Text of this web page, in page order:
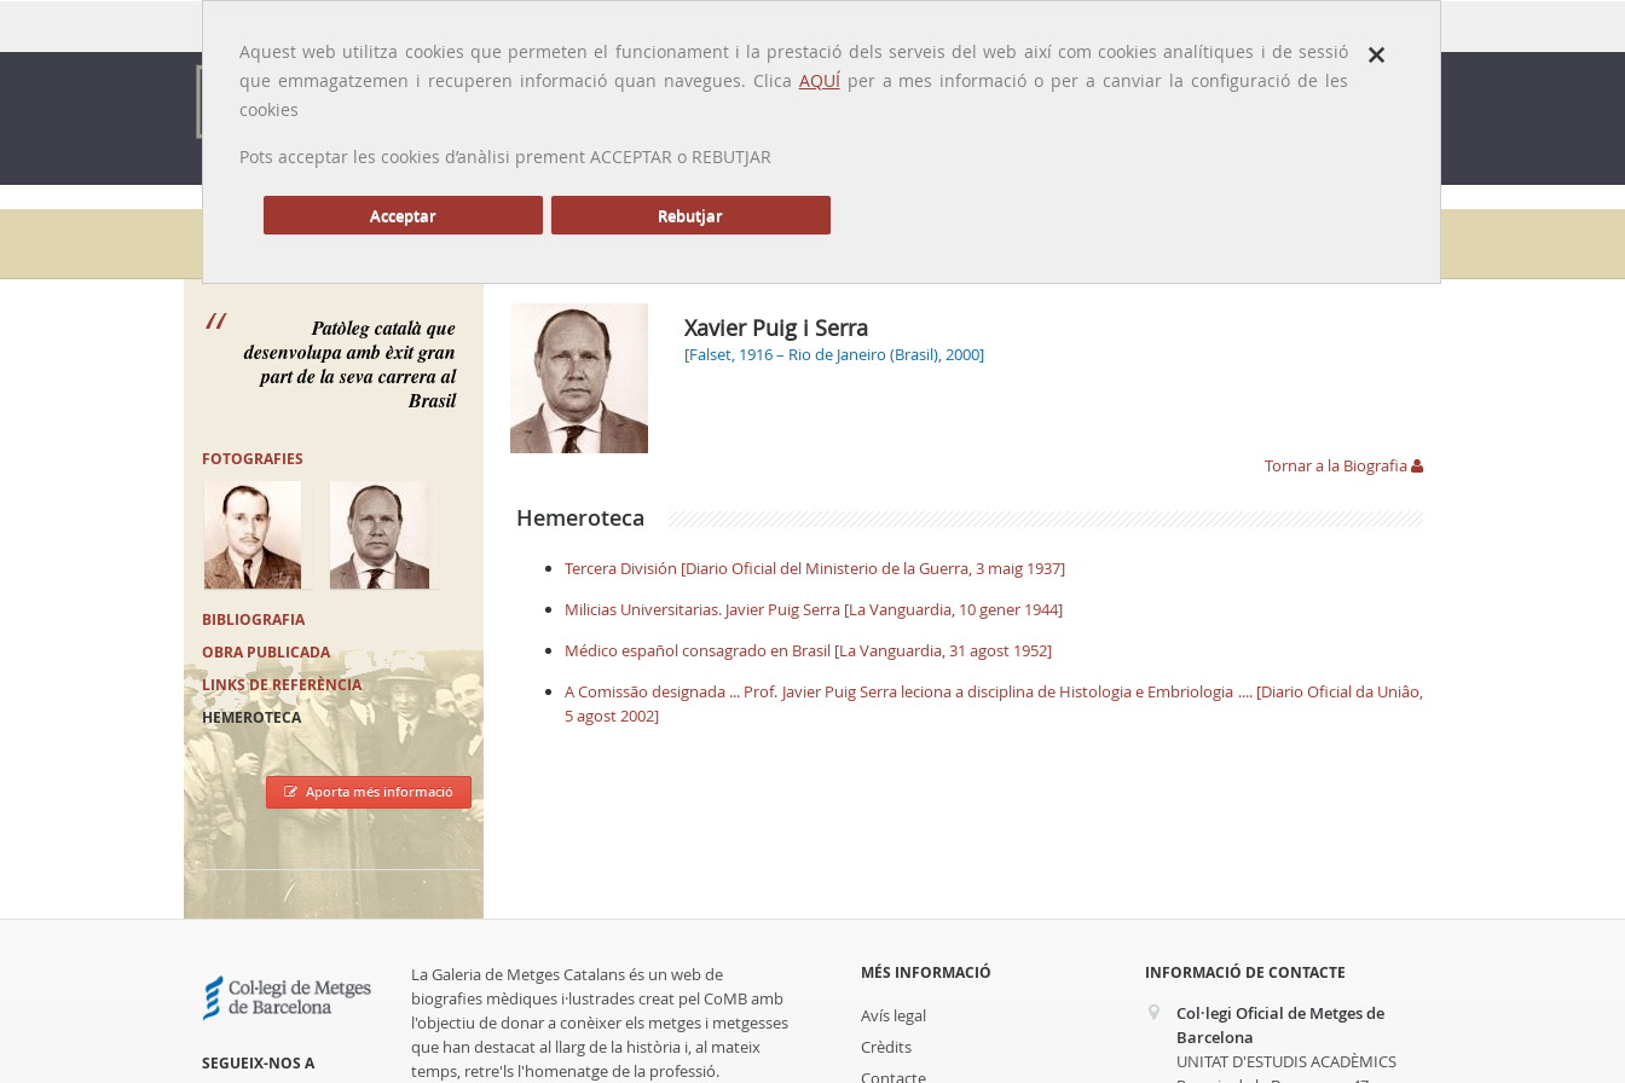
×
Aquest web utilitza cookies que permeten el funcionament i la prestació dels serveis del web així com cookies analítiques i de sessió
que emmagatzemen i recuperen informació quan navegues. Clica AQUÍper a mes informació o per a canviar la configuració de les
cookies
Pots acceptar les cookies d’anàlisi prement ACCEPTAR o REBUTJAR
Acceptar Rebutjar
PRESENTACIÓ GALERIA
Galeria de metges
Patòleg català que
desenvolupa amb èxit gran
part de la seva carrera al
Brasil
FOTOGRAFIES
BIBLIOGRAFIA
OBRA PUBLICADA
LINKS DE REFERÈNCIA
HEMEROTECA
Aporta més informació
Xavier Puig i Serra
[Falset, 1916 – Rio de Janeiro (Brasil), 2000]
Tornar a la Biografia
Hemeroteca
Tercera División [Diario Oficial del Ministerio de la Guerra, 3 maig 1937]
Milicias Universitarias. Javier Puig Serra [La Vanguardia, 10 gener 1944]
Médico español consagrado en Brasil [La Vanguardia, 31 agost 1952]
A Comissão designada ... Prof. Javier Puig Serra leciona a disciplina de Histologia e Embriologia .... [Diario Oficial da Uniâo,
5 agost 2002]
SEGUEIX-NOS A
La Galeria de Metges Catalans és un web de
biografies mèdiques i·lustrades creat pel CoMB amb
l'objectiu de donar a conèixer els metges i metgesses
que han destacat al llarg de la història i, al mateix
temps, retre'ls l'homenatge de la professió.
MÉS INFORMACIÓ
Avís legal
Crèdits
Contacte
INFORMACIÓ DE CONTACTE
Col·legi Oficial de Metges de
Barcelona
UNITAT D'ESTUDIS ACADÈMICS